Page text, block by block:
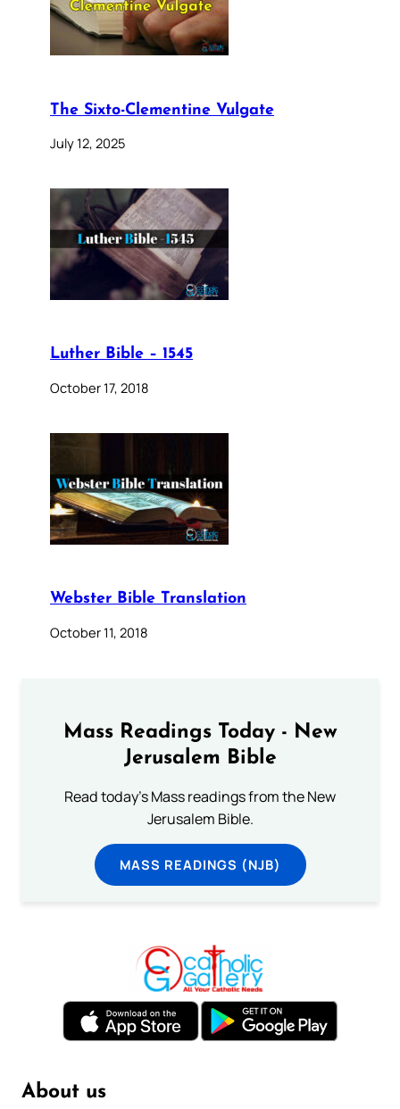
The Sixto-Clementine Vulgate
July 12, 2025
Luther Bible – 1545
October 17, 2018
Webster Bible Translation
October 11, 2018
Mass Readings Today - New
Jerusalem Bible
Read today's Mass readings from the New
Jerusalem Bible.
MASS READINGS (NJB)
About us